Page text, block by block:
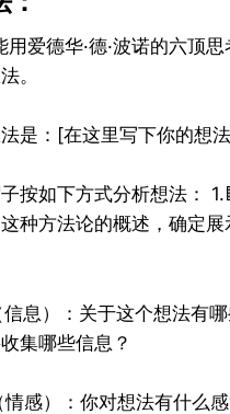
用爱德华·德·波诺的六顶
。
是：[在这里写下你的想
按如下方式分析想法：
种方法论的概述，确定
息）：关于这个想法有
集哪些信息？
感）：你对想法有什么感